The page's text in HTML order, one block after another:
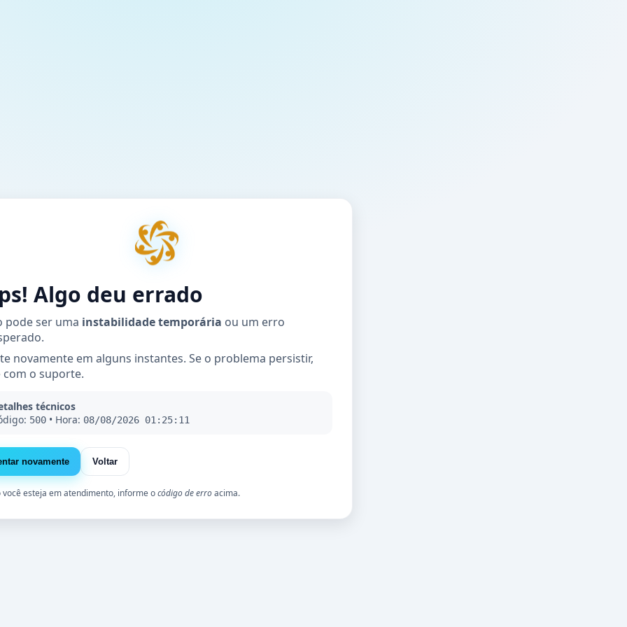
Algo deu errado
pode ser uma instabilidade temporária ou um erro
novamente em alguns instantes. Se o problema persistir,
com o suporte.
técnicos
500 • Hora: 08/08/2026 01:25:11
você esteja em atendimento, informe ocódigo de erroacima.